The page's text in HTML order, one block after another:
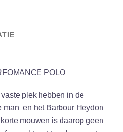
POLO
plek hebben in de
man, en het Barbour Heydon
mouwen is daarop geen